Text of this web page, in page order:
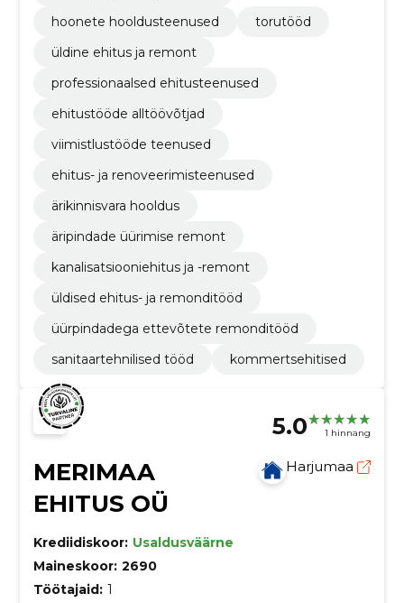
hoonete hooldusteenused
torutööd
üldine ehitus ja remont
professionaalsed ehitusteenused
ehitustööde alltöövõtjad
viimistlustööde teenused
ehitus- ja renoveerimisteenused
ärikinnisvara hooldus
äripindade üürimise remont
kanalisatsiooniehitus ja -remont
üldised ehitus- ja remonditööd
üürpindadega ettevõtete remonditööd
sanitaartehnilised tööd
kommertsehitised
5.0 1 hinnang
MERIMAA
EHITUS OÜ
Harjumaa
Krediidiskoor: Usaldusväärne
Maineskoor: 2690
Töötajaid: 1